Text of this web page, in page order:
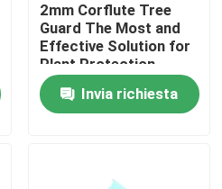
2mm Corflute Tree
Guard The Most and
Effective Solution for
Plant Protection
Invia richiesta